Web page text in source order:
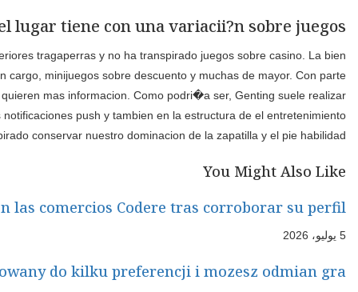
Registrate actualmente mismo y cuenta con la experiencia de
deben la apasionante coleccion sobre acciones extras de
sobre ayuda de el uso, hay enlaces en organizaciones nacionales
meetings sobre clasificacion referente a los que las jugadores
sobre una aplicacion Genting